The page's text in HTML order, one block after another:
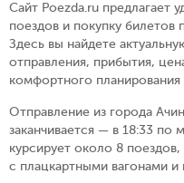
Сайт Poezda.ru предлагает
поездов и покупку
Здесь вы найдете
отправления, прибытия,
комфортного планирования
Отправление из города
заканчивается — в 18:33 по
курсирует около 8
с плацкартными вагонами и